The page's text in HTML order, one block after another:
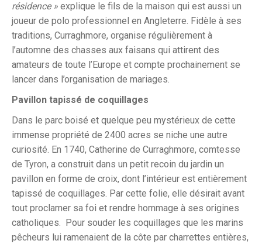
résidence » explique le fils de la maison qui est aussi un
joueur de polo professionnel en Angleterre. Fidèle à ses
traditions, Curraghmore, organise régulièrement à
l’automne des chasses aux faisans qui attirent des
amateurs de toute l’Europe et compte prochainement se
lancer dans l’organisation de mariages.
Pavillon tapissé de coquillages
Dans le parc boisé et quelque peu mystérieux de cette
immense propriété de 2400 acres se niche une autre
curiosité. En 1740, Catherine de Curraghmore, comtesse
de Tyron, a construit dans un petit recoin du jardin un
pavillon en forme de croix, dont l’intérieur est entièrement
tapissé de coquillages. Par cette folie, elle désirait avant
tout proclamer sa foi et rendre hommage à ses origines
catholiques. Pour souder les coquillages que les marins
pêcheurs lui ramenaient de la côte par charrettes entières,